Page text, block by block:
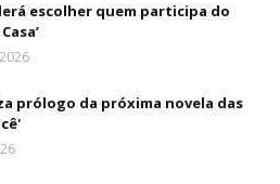
escolher quem participa do
prólogo da próxima novela das